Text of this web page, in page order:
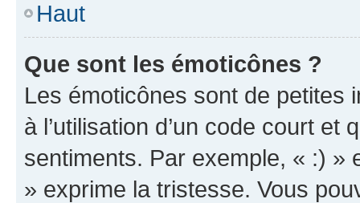
Haut
Que sont les émoticônes ?
Les émoticônes sont de petites
à l’utilisation d’un code court et
sentiments. Par exemple, « :) »
» exprime la tristesse. Vous